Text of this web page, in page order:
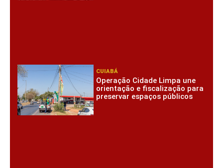
CUIABÁ
Operação Cidade Limpa une
orientação e fiscalização para
preservar espaços públicos